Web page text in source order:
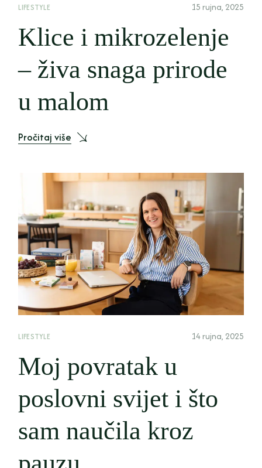
LIFESTYLE 15 rujna, 2025
Klice i mikrozelenje
– živa snaga prirode
u malom
Pročitaj više
LIFESTYLE 14 rujna, 2025
Moj povratak u
poslovni svijet i što
sam naučila kroz